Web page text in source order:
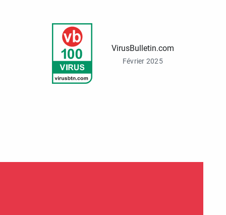
VirusBulletin.com
Février 2025